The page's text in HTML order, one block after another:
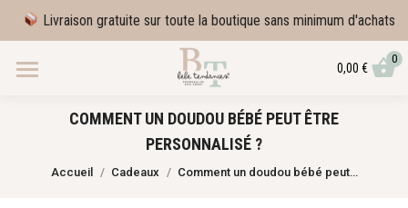
Livraison gratuite sur toute la boutique sans minimum d'achats
0,00 €
0
COMMENT UN DOUDOU BÉBÉ PEUT ÊTRE
PERSONNALISÉ ?
Vous êtes ici :
Accueil Cadeaux Comment un doudou bébé peut…